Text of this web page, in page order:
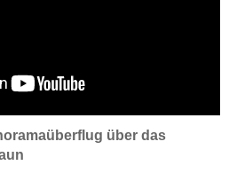
über das